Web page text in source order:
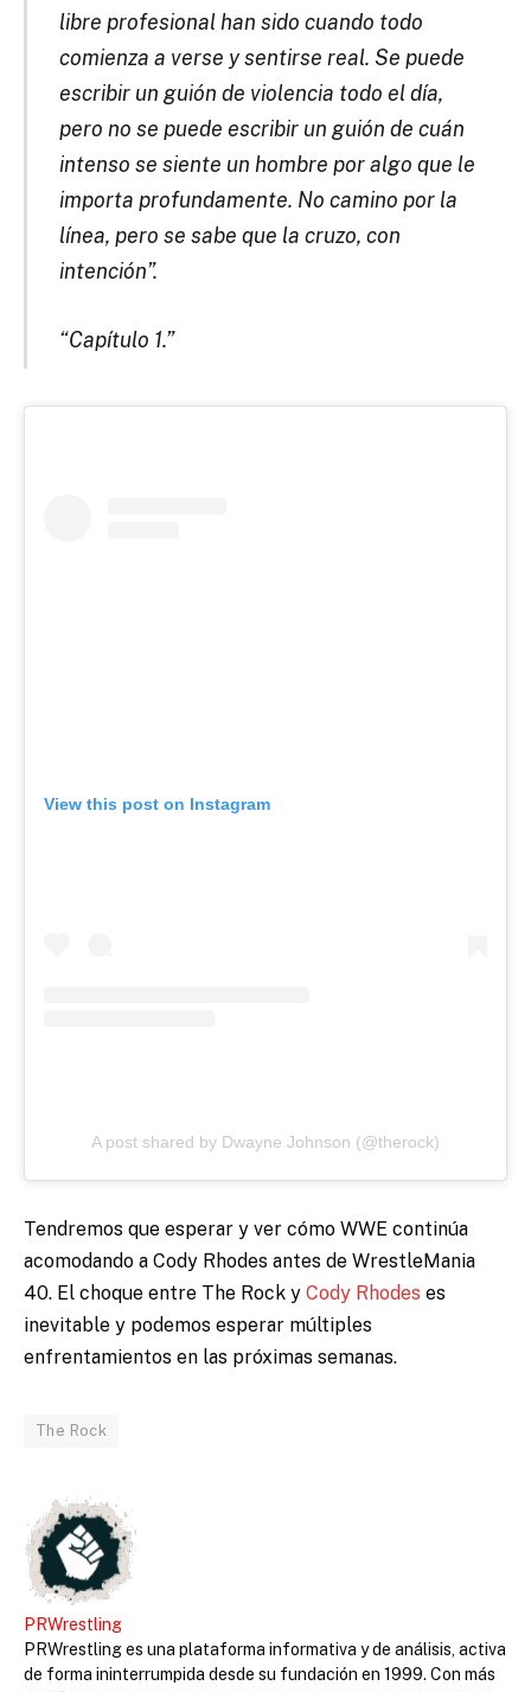
libre profesional han sido cuando todo
comienza a verse y sentirse real. Se puede
escribir un guión de violencia todo el día,
pero no se puede escribir un guión de cuán
intenso se siente un hombre por algo que le
importa profundamente. No camino por la
línea, pero se sabe que la cruzo, con
intención”.
“Capítulo 1.”
View this post on Instagram
A post shared by Dwayne Johnson (@therock)
Tendremos que esperar y ver cómo WWE continúa
acomodando a Cody Rhodes antes de WrestleMania
40. El choque entre The Rock y Cody Rhodes es
inevitable y podemos esperar múltiples
enfrentamientos en las próximas semanas.
The Rock
PRWrestling
PRWrestling es una plataforma informativa y de análisis, activa
de forma ininterrumpida desde su fundación en 1999. Con más